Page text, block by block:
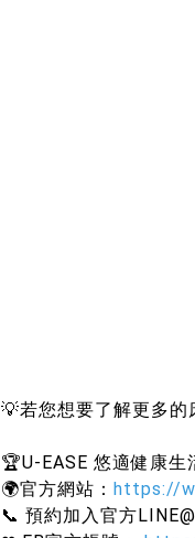
💡若您想要了解更多
🏆U-EASE 悠適健康
🌍官方網站： https://
📞 預約加入官方